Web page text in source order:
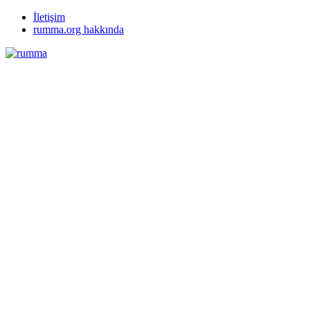
İletişim
rumma.org hakkında